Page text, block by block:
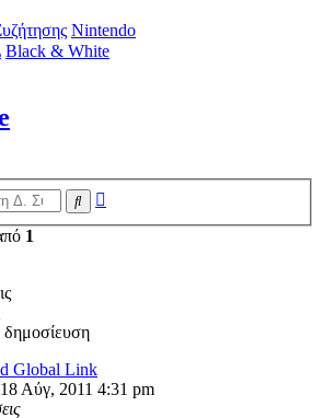
Nintendo
Black & White
Αναζήτηση
1
δημοσίευση
Global Link
Αύγ, 2011 4:31 pm